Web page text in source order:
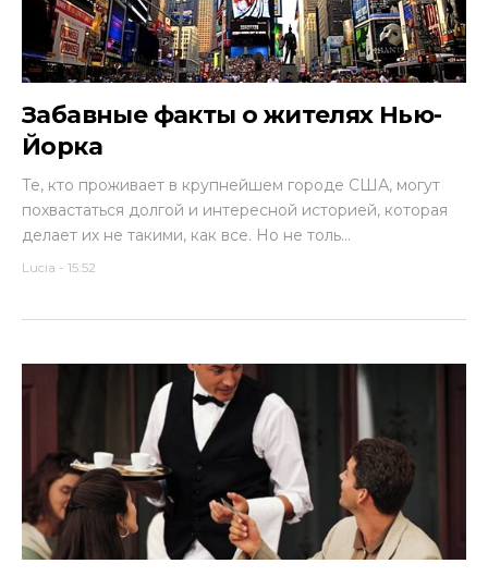
Забавные факты о жителях Нью-
Йорка
Те, кто проживает в крупнейшем городе США, могут
похвастаться долгой и интересной историей, которая
делает их не такими, как все. Но не толь...
Lucia - 15:52